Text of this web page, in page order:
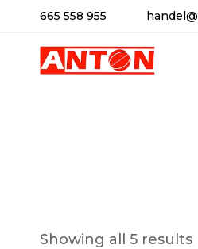
665 558 955
Showing all 5 results